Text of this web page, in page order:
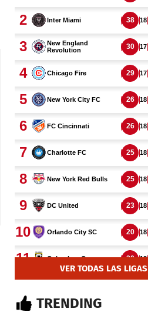
VER TODAS LAS LIGAS
TRENDING